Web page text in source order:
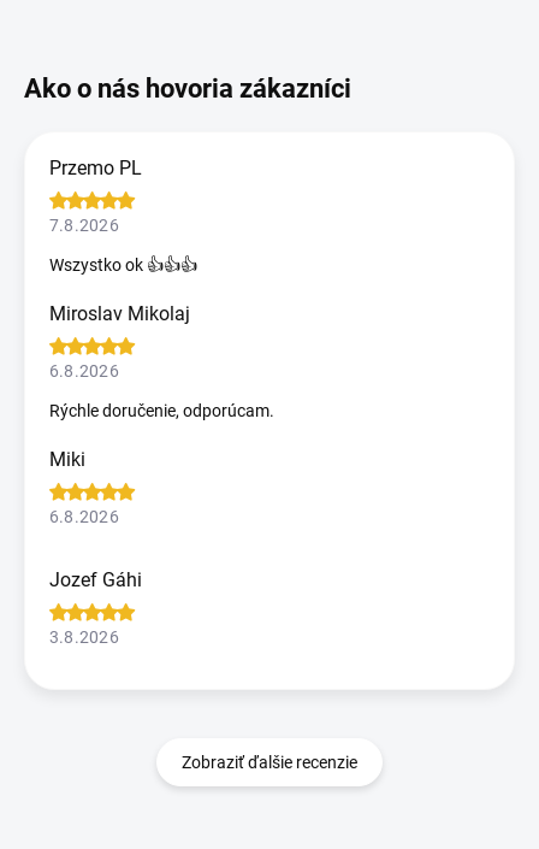
Przemo PL
7.8.2026
Wszystko ok 👍👍👍
Miroslav Mikolaj
6.8.2026
Rýchle doručenie, odporúcam.
Miki
6.8.2026
Jozef Gáhi
3.8.2026
Zobraziť ďalšie recenzie